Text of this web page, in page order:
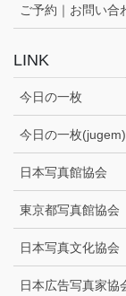
ご予約｜お問い合
LINK
今日の一枚
今日の一枚(jugem)
日本写真館協会
東京都写真館協会
日本写真文化協会
日本広告写真家協